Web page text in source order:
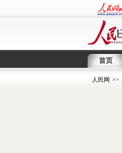
首页
人民网 >>